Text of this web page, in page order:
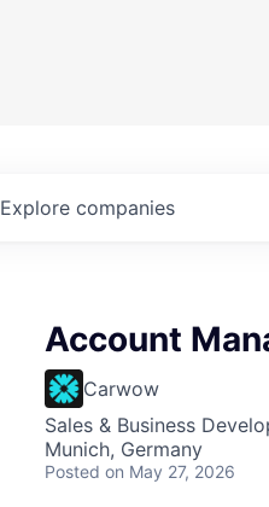
Explore companies
Account
Carwow
Sales & Business
Munich, Germany
Posted on May 27, 2026